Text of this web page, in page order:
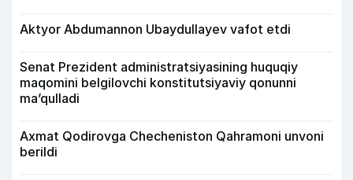
Aktyor Abdu­mannon Ubaydullayev vafot etdi
Senat Prezident administratsiyasining huquqiy
maqomini belgilovchi konstitutsiyaviy qonunni
ma’qulladi
Axmat Qodirovga Checheniston Qahramoni unvoni
berildi